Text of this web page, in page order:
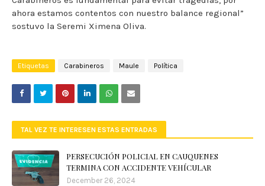
ahora estamos contentos con nuestro balance regional”
sostuvo la Seremi Ximena Oliva.
Etiquetas Carabineros Maule Política
TAL VEZ TE INTERESEN ESTAS ENTRADAS
PERSECUCIÓN POLICIAL EN CAUQUENES
TERMINA CON ACCIDENTE VEHÍCULAR
December 26, 2024